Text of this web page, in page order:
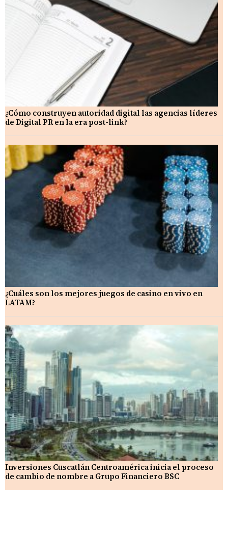
¿Cómo construyen autoridad digital las agencias líderes
de Digital PR en la era post-link?
¿Cuáles son los mejores juegos de casino en vivo en
LATAM?
Inversiones Cuscatlán Centroamérica inicia el proceso
de cambio de nombre a Grupo Financiero BSC